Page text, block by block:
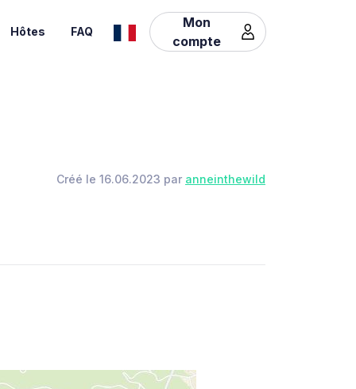
Hôtes FAQ
Mon
compte
Créé le 16.06.2023 par anneinthewild